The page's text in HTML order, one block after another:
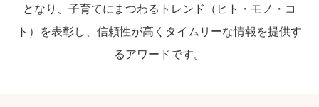
となり、子育てにまつわるトレンド（ヒト・モノ・コ
ト）を表彰し、信頼性が高くタイムリーな情報を提供す
るアワードです。